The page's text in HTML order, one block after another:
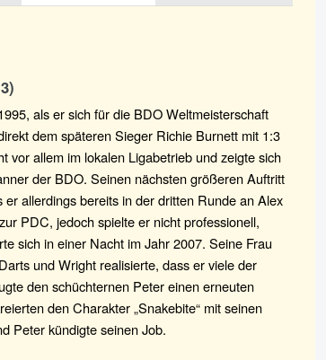
als er sich für die BDO Weltmeisterschaft
dem späteren Sieger Richie Burnett mit 1:3
vor allem im lokalen Ligabetrieb und zeigte sich
der BDO. Seinen nächsten größeren Auftritt
allerdings bereits in der dritten Runde an Alex
PDC, jedoch spielte er nicht professionell,
sich in einer Nacht im Jahr 2007. Seine Frau
und Wright realisierte, dass er viele der
den schüchternen Peter einen erneuten
den Charakter „Snakebite“ mit seinen
Peter kündigte seinen Job.